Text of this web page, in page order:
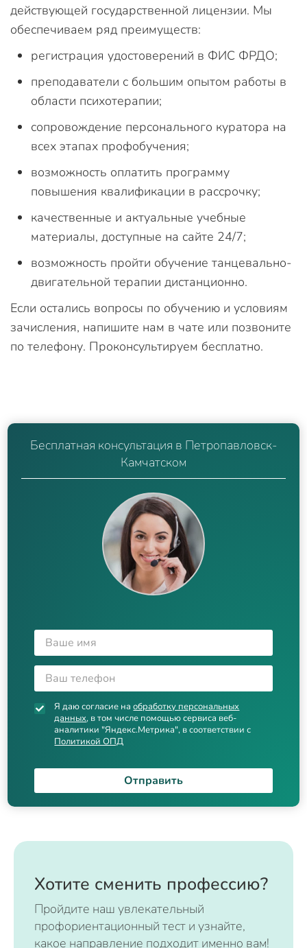
действующей государственной лицензии. Мы
обеспечиваем ряд преимуществ:
регистрация удостоверений в ФИС ФРДО;
преподаватели с большим опытом работы в
области психотерапии;
сопровождение персонального куратора на
всех этапах профобучения;
возможность оплатить программу
повышения квалификации в рассрочку;
качественные и актуальные учебные
материалы, доступные на сайте 24/7;
возможность пройти обучение танцевально-
двигательной терапии дистанционно.
Если остались вопросы по обучению и условиям
зачисления, напишите нам в чате или позвоните
по телефону. Проконсультируем бесплатно.
Бесплатная консультация в Петропавловск-
Камчатском
Я даю согласие наобработку персональных
данных, в том числе помощью сервиса веб-
аналитики "Яндекс.Метрика", в соответствии с
Политикой ОПД
Отправить
Хотите сменить профессию?
Пройдите наш увлекательный
профориентационный тест и узнайте,
какое направление подходит именно вам!